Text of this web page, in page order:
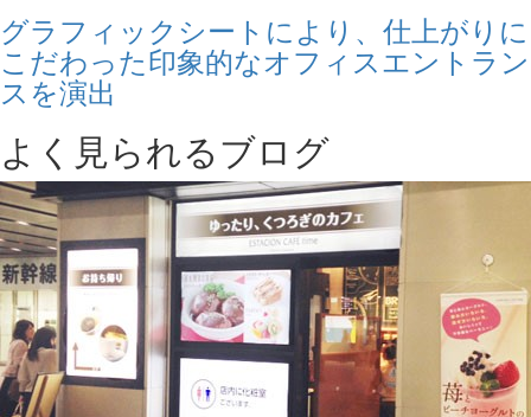
グラフィックシートにより、仕上がりに
こだわった印象的なオフィスエントラン
スを演出
よく見られるブログ